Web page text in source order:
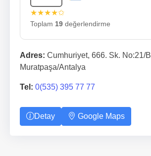
★★★★✩
Toplam 19 değerlendirme
Adres: Cumhuriyet, 666. Sk. No:21/B
Muratpaşa/Antalya
Tel: 0(535) 395 77 77
Detay Google Maps